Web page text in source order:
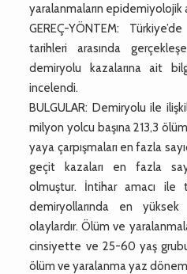
yaralanmaların epidemiyolojik
GEREÇ-YÖNTEM:
tarihleri arasında
demiryolu kazalarına ait
incelendi.
BULGULAR: Demiryolu ile
milyon yolcu başına 213,3
yaya çarpışmaları en fazla
geçit kazaları en fazla
olmuştur. İntihar amacı ile
demiryollarında en
olaylardır. Ölüm ve
cinsiyette ve 25-60 yaş
ölüm ve yaralanma yaz